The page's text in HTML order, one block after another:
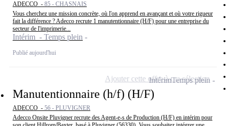
ADECCO - 85 - CHASNAIS
Vous cherchez une mission concrète, où l'on apprend en avançant et où votre rigueur
fait la différence ? Adecco recrute 1 manutentionnaire (H/F) pour une entreprise du
secteur de l'imprimerie...
Intérim - Temps plein
Publié aujourd'hui
Manutentionnaire (h/f) (H/F)
ADECCO - 56 - PLUVIGNER
Adecco Onsite Pluvigner recrute des Agent-e-s de Production (H/F) en intérim pour
IntérimTemps plein
Ajouter cette offre à ma sélection